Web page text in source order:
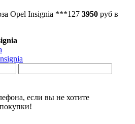
Opel Insignia ***127 3950 руб в
если вы не хотите